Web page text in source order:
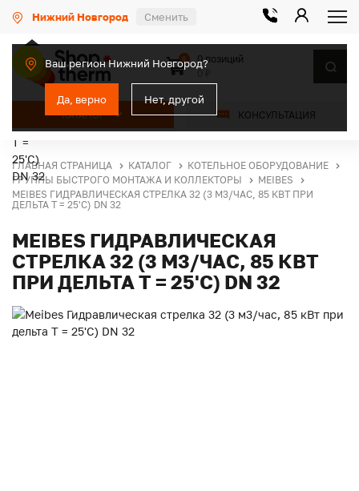
Нижний Новгород Сменить
Ваш регион Нижний Новгород?
Да, верно Нет, другой
КАТАЛОГ КОНСУЛЬТАЦИЯ
0
0 позиций
ГЛАВНАЯ СТРАНИЦА КАТАЛОГ
КОТЕЛЬНОЕ ОБОРУДОВАНИЕ
ГРУППЫ БЫСТРОГО МОНТАЖА И КОЛЛЕКТОРЫ
MEIBES
MEIBES ГИДРАВЛИЧЕСКАЯ СТРЕЛКА 32 (3 М3/ЧАС, 85 КВТ ПРИ
ДЕЛЬТА Т = 25'C) DN 32
MEIBES ГИДРАВЛИЧЕСКАЯ
СТРЕЛКА 32 (3 М3/ЧАС, 85 КВТ
ПРИ ДЕЛЬТА Т = 25'C) DN 32